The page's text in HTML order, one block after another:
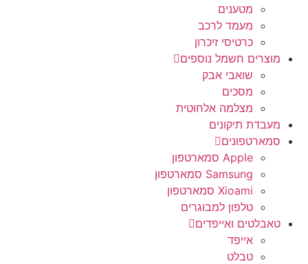
מטענים
מעמד לרכב
כרטיסי זיכרון
מוצרים חשמל נוספים
שואבי אבק
מסכים
מצלמה אלחוטית
מעבדת תיקונים
סמארטפונים
Apple סמארטפון
Samsung סמארטפון
Xioami סמארטפון
טלפון למבוגרים
טאבלטים ואייפדים
אייפד
טבלט